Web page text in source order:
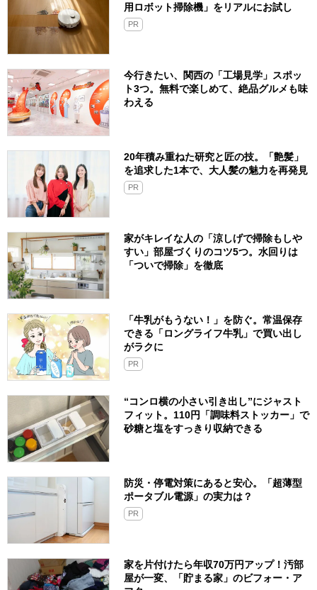
用ロボット掃除機」をリアルにお試し
PR
今行きたい、関西の「工場見学」スポッ
ト3つ。無料で楽しめて、絶品グルメも味
わえる
20年積み重ねた研究と匠の技。「艶髪」
を追求した1本で、大人髪の魅力を再発見
PR
家がキレイな人の「涼しげで掃除もしや
すい」部屋づくりのコツ5つ。水回りは
「ついで掃除」を徹底
「牛乳がもうない！」を防ぐ。常温保存
できる「ロングライフ牛乳」で買い出し
がラクに
PR
“コンロ横の小さい引き出し”にジャスト
フィット。110円「調味料ストッカー」で
砂糖と塩をすっきり収納できる
防災・停電対策にあると安心。「超薄型
ポータブル電源」の実力は？​
PR
家を片付けたら年収70万円アップ！汚部
屋が一変、「貯まる家」のビフォー・ア